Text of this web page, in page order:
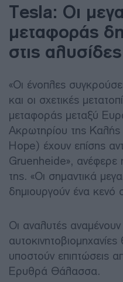
Tesla: Οι
μεταφοράς
στις
«Οι ένοπλες
και οι σχετικές
μεταφοράς μεταξύ
Ακρωτηρίου της
Hope) έχουν επίσης
Gruenheide»,
της. «Οι σημαντικά
δημιουργούν ένα κενό
Οι αναλυτές αναμένουν
υποστούν επιπτώσεις
Ερυθρά Θάλασσα.